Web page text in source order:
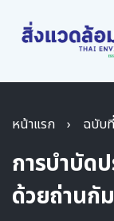
หน้าแรก › ฉบับ
การบำบัด
ด้วยถ่านกั